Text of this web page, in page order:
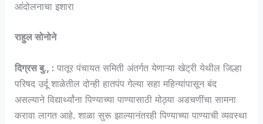
आंदोलनाचा इशारा
राहुल सोनोने
दिग्रस बु., : पातूर पंचायत समिती अंतर्गत येणाऱ्या खेट्री येथील जिल्हा
परिषद उर्दू शाळेतील दोन्ही हातपंप गेल्या सहा महिन्यांपासून बंद
असल्याने विद्यार्थ्यांना पिण्याच्या पाण्यासाठी मोठ्या अडचणींचा सामना
करावा लागत आहे. शाळा सुरू झाल्यानंतरही पिण्याच्या पाण्याची व्यवस्था